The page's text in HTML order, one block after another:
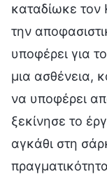
καταδίωκε τον
την
υποφέρει για
μια ασθένεια,
να υποφέρει
ξεκίνησε το
αγκάθι στη